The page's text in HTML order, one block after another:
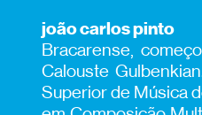
joão carlos pinto
Bracarense,
Calouste
Superior de Música